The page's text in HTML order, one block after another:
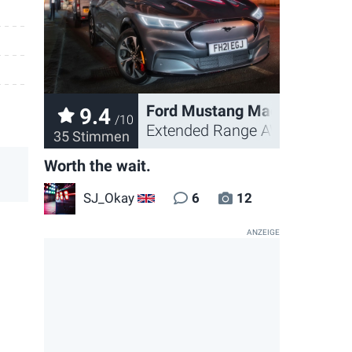
Ford Mustang Mach-E
Extended Range AWD,
9.4 /10
35 Stimmen
Worth the wait.
SJ_Okay GB 6 12